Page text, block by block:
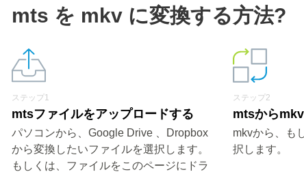
mts を mkv に変換する方法?
ステップ1
mtsファイルをアップロードする
パソコンから、Google Drive 、Dropbox
から変換したいファイルを選択します。
もしくは、ファイルをこのページにドラ
ステップ2
mtsから
mkvから、も
択します。